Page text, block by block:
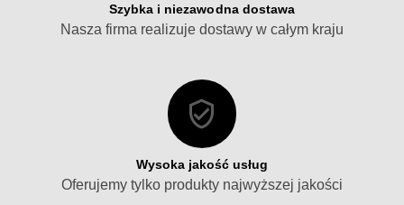
Szybka i niezawodna dostawa
Nasza firma realizuje dostawy w całym kraju
Wysoka jakość usług
Oferujemy tylko produkty najwyższej jakości